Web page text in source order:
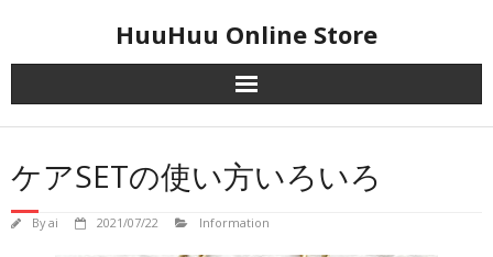
HuuHuu Online Store
ケアSETの使い方いろいろ
Byai 2021/07/22 Information